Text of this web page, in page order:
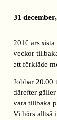
31
2010 års
veckor
ett förkläde
Jobbar 20.00
därefter
vara tillbaka
Vi hörs alltså